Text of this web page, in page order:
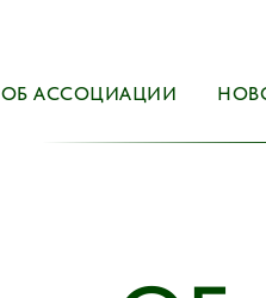
ОБ АССОЦИАЦИИ